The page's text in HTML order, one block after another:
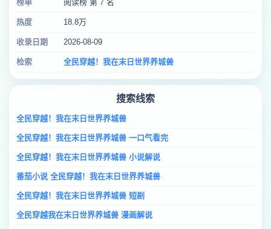
榜单 阅读榜 第 7 名
热度 18.8万
收录日期 2026-08-09
检索 全民穿越！我在末日世界养城兽
搜索线索
全民穿越！我在末日世界养城兽
全民穿越！我在末日世界养城兽 一口气看完
全民穿越！我在末日世界养城兽 小说解说
番茄小说 全民穿越！我在末日世界养城兽
全民穿越！我在末日世界养城兽 短剧
全民穿越我在末日世界养城兽 漫画解说